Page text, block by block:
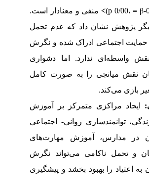
(p
<منفی و معنادار است.
نشان داد که عدم تحمل
ادراک شده و نگرش
ندارد. اما دشواری
میانجی را به صورت کامل
می‌کند.
مراکزی متمرکز بر آموزش
روانی- اجتماعی
آموزش مهارت‌های
ناکامی می‌تواند نگرش
را بهبود بخشد و پیشگیری